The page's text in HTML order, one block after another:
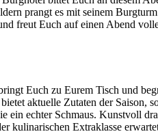
prangt es mit seinem
freut Euch auf einen Abend
Euch zu Eurem Tisch und
aktuelle Zutaten der Saison,
ein echter Schmaus. Kunstvoll
kulinarischen Extraklasse